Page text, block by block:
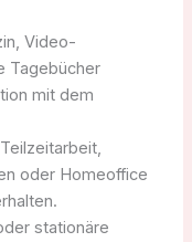
Video-
Tagebücher
mit dem
oder Homeoffice
stationäre